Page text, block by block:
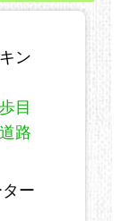
ン
目
路
ー